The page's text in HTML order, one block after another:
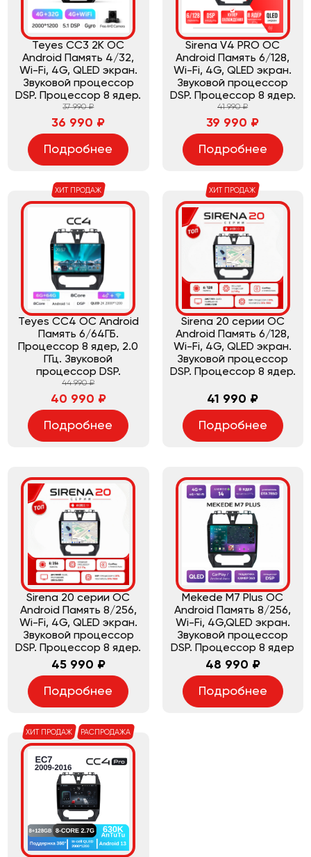
Teyes CC3 2K ОС
Android Память 4/32,
Wi-Fi, 4G, QLED экран.
Звуковой процессор
DSP. Процессор 8 ядер.
37 990 ₽
36 990 ₽
Подробнее
Sirena V4 PRO ОС
Android Память 6/128,
Wi-Fi, 4G, QLED экран.
Звуковой процессор
DSP. Процессор 8 ядер.
41 990 ₽
39 990 ₽
Подробнее
ХИТ ПРОДАЖ
Teyes CC4 ОС Android
Память 6/64ГБ.
Процессор 8 ядер, 2.0
ГГц. Звуковой
процессор DSP.
44 990 ₽
40 990 ₽
Подробнее
ХИТ ПРОДАЖ
Sirena 20 серии ОС
Android Память 6/128,
Wi-Fi, 4G, QLED экран.
Звуковой процессор
DSP. Процессор 8 ядер.
41 990 ₽
Подробнее
Sirena 20 серии ОС
Android Память 8/256,
Wi-Fi, 4G, QLED экран.
Звуковой процессор
DSP. Процессор 8 ядер.
45 990 ₽
Подробнее
Mekede M7 Plus ОС
Android Память 8/256,
Wi-Fi, 4G,QLED экран.
Звуковой процессор
DSP. Процессор 8 ядер
48 990 ₽
Подробнее
ХИТ ПРОДАЖ РАСПРОДАЖА